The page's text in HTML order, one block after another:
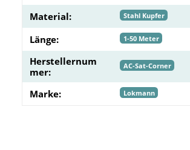
Material: Stahl Kupfer
Länge: 1-50 Meter
Herstellernum
mer:
AC-Sat-Corner
Marke: Lokmann